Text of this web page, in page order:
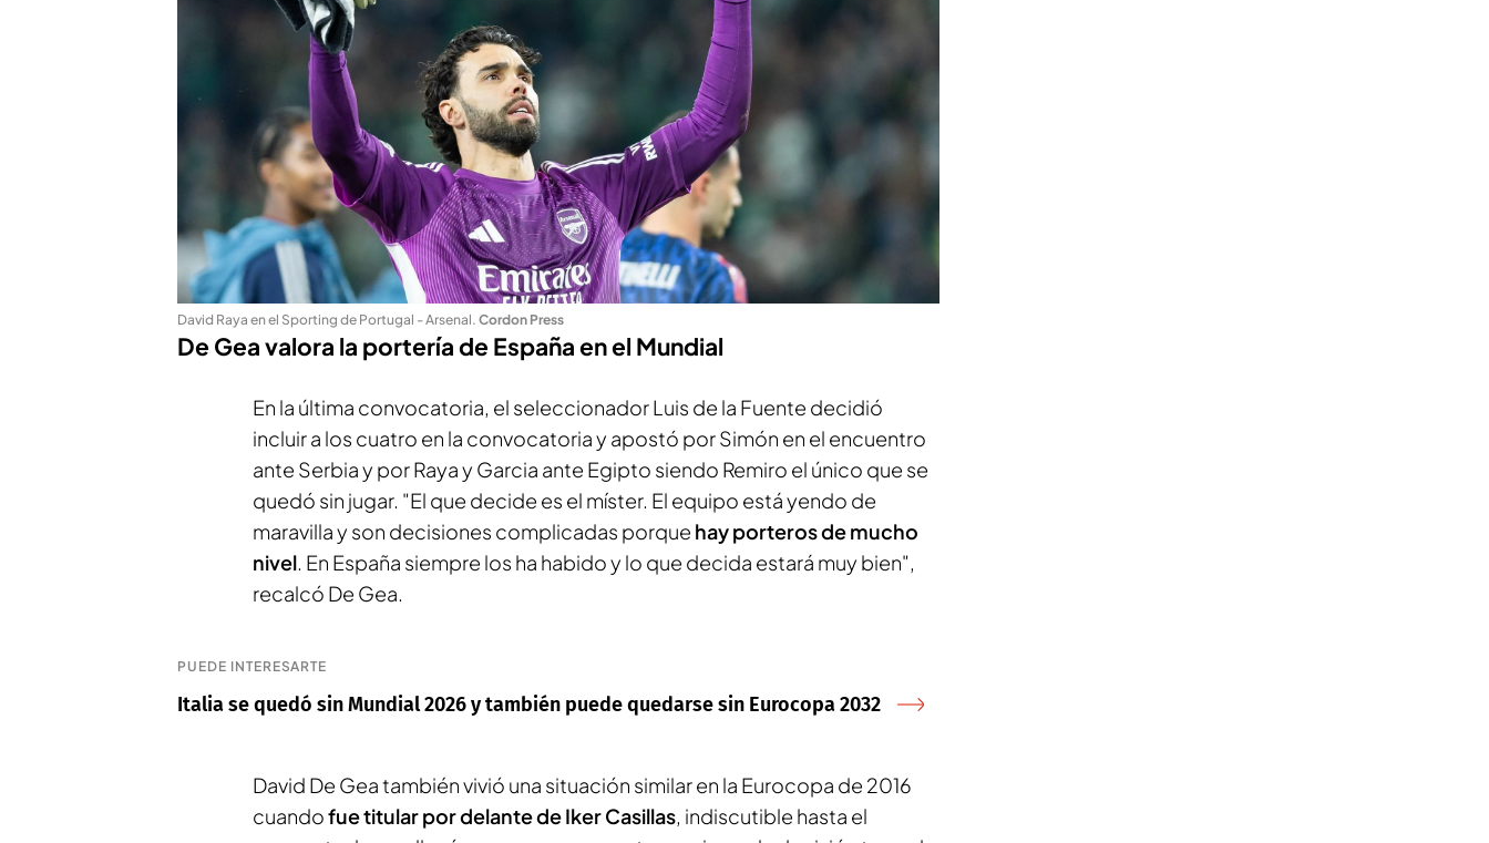
David Raya en el Sporting de Portugal - Arsenal. Cordon Press
De Gea valora la portería de España en el Mundial
En la última convocatoria, el seleccionador Luis de la Fuente decidió
incluir a los cuatro en la convocatoria y apostó por Simón en el encuentro
ante Serbia y por Raya y Garcia ante Egipto siendo Remiro el único que se
quedó sin jugar. "El que decide es el míster. El equipo está yendo de
maravilla y son decisiones complicadas porque hay porteros de mucho
nivel. En España siempre los ha habido y lo que decida estará muy bien",
recalcó De Gea.
PUEDE INTERESARTE
Italia se quedó sin Mundial 2026 y también puede quedarse sin Eurocopa 2032
David De Gea también vivió una situación similar en la Eurocopa de 2016
cuandofue titular por delante de Iker Casillas, indiscutible hasta el